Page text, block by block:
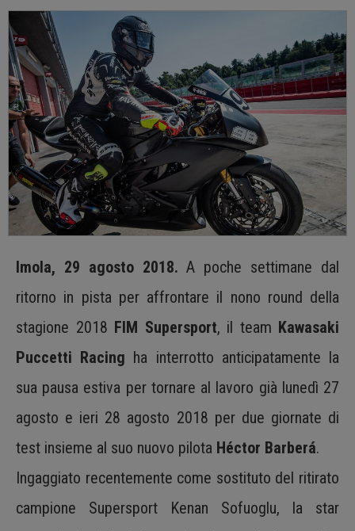
Imola, 29 agosto 2018. A poche settimane dal
ritorno in pista per affrontare il nono round della
stagione 2018 FIM Supersport, il team Kawasaki
Puccetti Racing ha interrotto anticipatamente la
sua pausa estiva per tornare al lavoro già lunedì 27
agosto e ieri 28 agosto 2018 per due giornate di
test insieme al suo nuovo pilota Héctor Barberá.
Ingaggiato recentemente come sostituto del ritirato
campione Supersport Kenan Sofuoglu, la star